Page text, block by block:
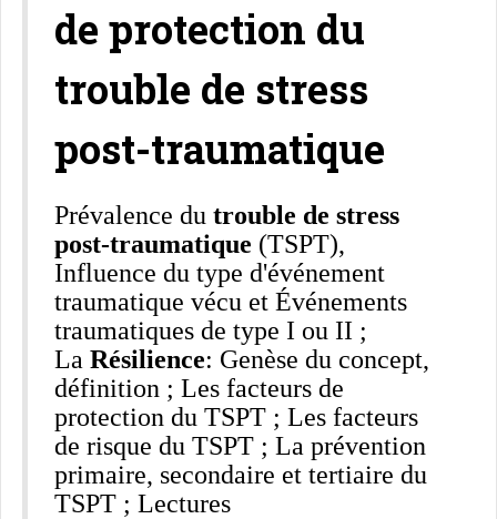
de protection du
trouble de stress
post-traumatique
Prévalence du trouble de stress
post-traumatique (TSPT),
Influence du type d'événement
traumatique vécu et Événements
traumatiques de type I ou II ;
La Résilience: Genèse du concept,
définition ; Les facteurs de
protection du TSPT ; Les facteurs
de risque du TSPT ; La prévention
primaire, secondaire et tertiaire du
TSPT ; Lectures